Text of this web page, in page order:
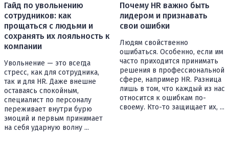
Гайд по увольнению
сотрудников: как
прощаться с людьми и
сохранять их лояльность к
компании
Увольнение — это всегда
стресс, как для сотрудника,
так и для HR. Даже внешне
оставаясь спокойным,
специалист по персоналу
переживает внутри бурю
эмоций и первым принимает
на себя ударную волну ...
Почему HR важно быть
лидером и признавать
свои ошибки
Людям свойственно
ошибаться. Особенно, если им
часто приходится принимать
решения в профессиональной
сфере, например HR. Разница
лишь в том, что каждый из нас
относится к ошибкам по-
своему. Кто-то защищает их, ...